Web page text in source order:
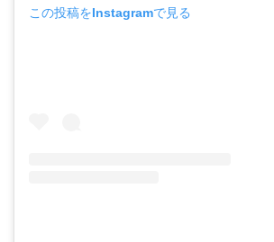
この投稿をInstagramで見る